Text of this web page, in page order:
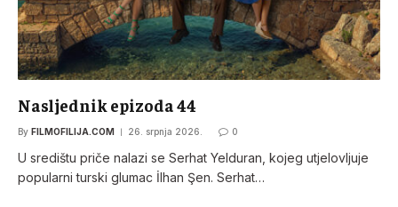
Nasljednik epizoda 44
By FILMOFILIJA.COM 26. srpnja 2026. 0
U središtu priče nalazi se Serhat Yelduran, kojeg utjelovljuje
popularni turski glumac İlhan Şen. Serhat…